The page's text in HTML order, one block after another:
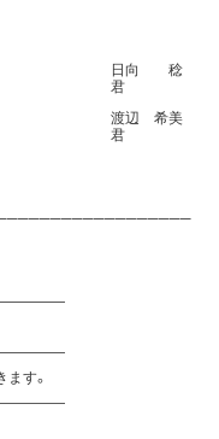
日向 稔
君
渡辺 希美
君
す。